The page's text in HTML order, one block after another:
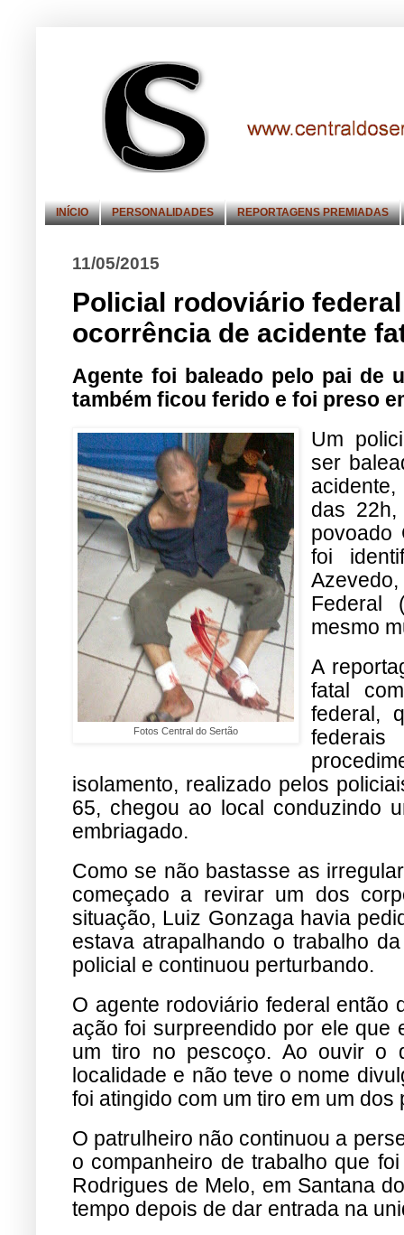
INÍCIO PERSONALIDADES REPORTAGENS PREMIADAS
11/05/2015
Policial rodoviário
ocorrência de acidente
Agente foi baleado pelo pai de
também ficou ferido e foi preso
Fotos Central do Sertão
Um
ser
das
povoado
foi
Federal
mesmo
A
fatal
federal,
isolamento, realizado pelos
65, chegou ao local conduzindo
embriagado.
Como se não bastasse as
começado a revirar um dos
situação, Luiz Gonzaga havia
estava atrapalhando o trabalho
policial e continuou perturbando.
O agente rodoviário federal então
ação foi surpreendido por ele que
um tiro no pescoço. Ao ouvir o
localidade e não teve o nome
foi atingido com um tiro em um
O patrulheiro não continuou a
o companheiro de trabalho que
Rodrigues de Melo, em Santana
tempo depois de dar entrada na